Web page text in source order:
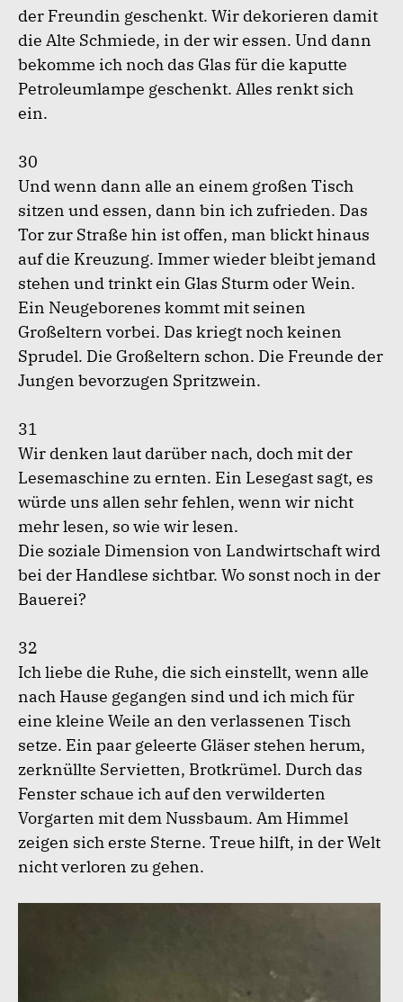
der Freundin geschenkt. Wir dekorieren damit
die Alte Schmiede, in der wir essen. Und dann
bekomme ich noch das Glas für die kaputte
Petroleumlampe geschenkt. Alles renkt sich
ein.
30
Und wenn dann alle an einem großen Tisch
sitzen und essen, dann bin ich zufrieden. Das
Tor zur Straße hin ist offen, man blickt hinaus
auf die Kreuzung. Immer wieder bleibt jemand
stehen und trinkt ein Glas Sturm oder Wein.
Ein Neugeborenes kommt mit seinen
Großeltern vorbei. Das kriegt noch keinen
Sprudel. Die Großeltern schon. Die Freunde der
Jungen bevorzugen Spritzwein.
31
Wir denken laut darüber nach, doch mit der
Lesemaschine zu ernten. Ein Lesegast sagt, es
würde uns allen sehr fehlen, wenn wir nicht
mehr lesen, so wie wir lesen.
Die soziale Dimension von Landwirtschaft wird
bei der Handlese sichtbar. Wo sonst noch in der
Bauerei?
32
Ich liebe die Ruhe, die sich einstellt, wenn alle
nach Hause gegangen sind und ich mich für
eine kleine Weile an den verlassenen Tisch
setze. Ein paar geleerte Gläser stehen herum,
zerknüllte Servietten, Brotkrümel. Durch das
Fenster schaue ich auf den verwilderten
Vorgarten mit dem Nussbaum. Am Himmel
zeigen sich erste Sterne. Treue hilft, in der Welt
nicht verloren zu gehen.